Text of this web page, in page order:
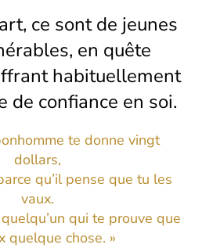
ce sont de jeunes
en quête
habituellement
de confiance en soi.
te donne vingt
dollars,
qu’il pense que tu les
vaux.
qui te prouve que
quelque chose. »